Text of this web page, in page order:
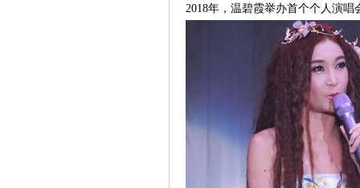
2018年，温碧霞举办首个个人演